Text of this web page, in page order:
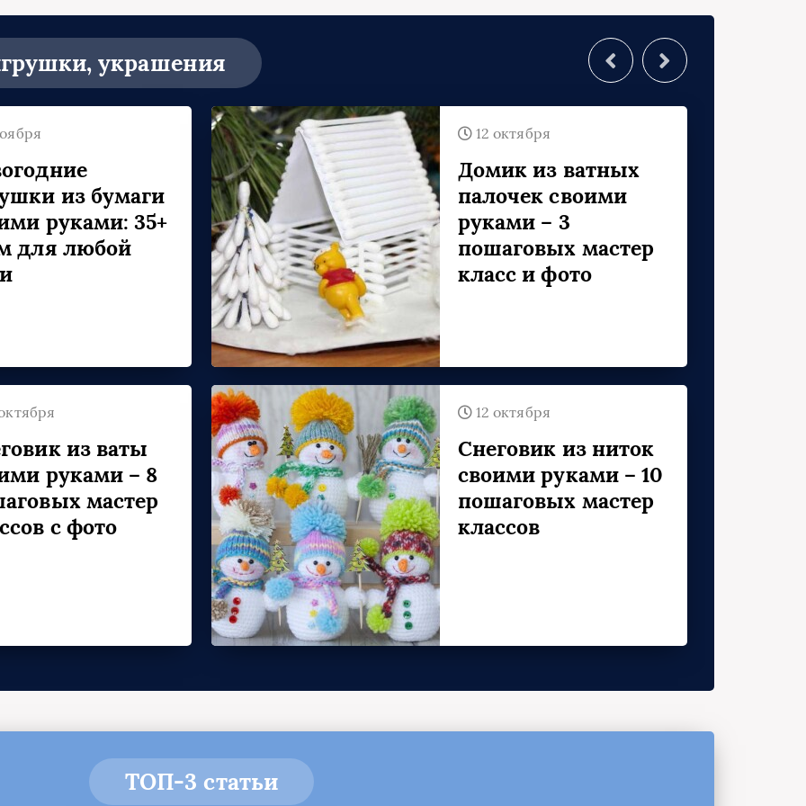
украшения
из бумаги
руками: 35+
для любой
12 октября
Домик из ватных
палочек своими
руками – 3
пошаговых мастер
класс и фото
из ваты
руками – 8
мастер
с фото
12 октября
Снеговик из ниток
своими руками – 10
пошаговых мастер
классов
ТОП-3 статьи